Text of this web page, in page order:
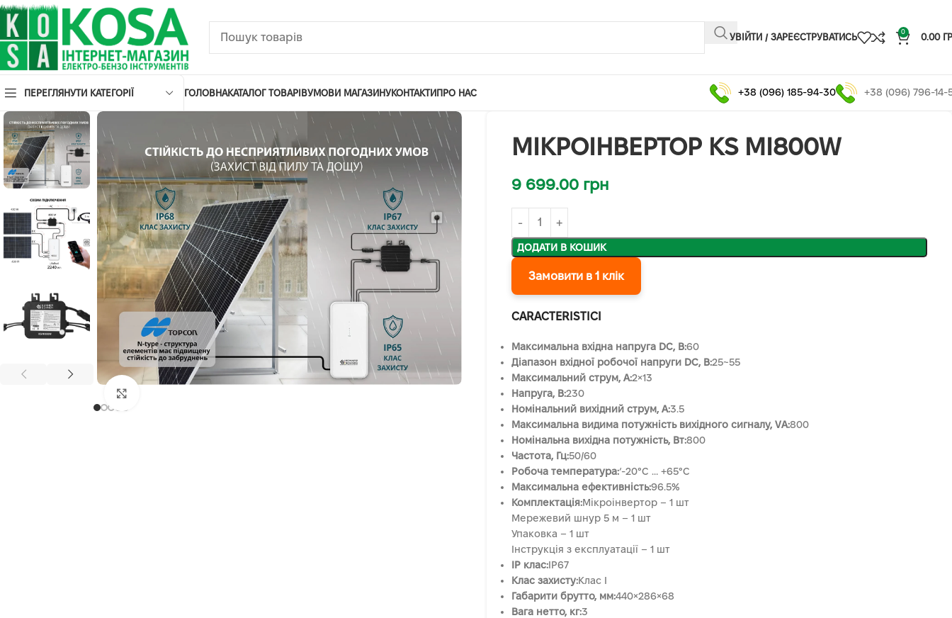
УВІЙТИ / ЗАРЕЄСТРУВАТИСЬ
0
0.00
ПЕРЕГЛЯНУТИ КАТЕГОРІЇ ГОЛОВНАКАТАЛОГ ТОВАРІВУМОВИ МАГАЗИНУКОНТАКТИПРО НАС +38 (096) 185-94-30 +38 (096) 796-14-
МІКРОІНВЕРТОР KS MI800W
9 699.00 грн
ДОДАТИ В КОШИК
Замовити в 1 клік
CARACTERISTICI
Максимальна вхідна напруга DC, В:60
Діапазон вхідної робочої напруги DC, В:25~55
Максимальний струм, А:2×13
Напруга, B:230
Номінальний вихідний струм, А:3.5
Максимальна видима потужність вихідного сигналу, VA:800
Номінальна вихідна потужність, Вт:800
Частота, Гц:50/60
Робоча температура:‘-20°С … +65°С
Максимальна ефективність:96.5%
Комплектація:Мікроінвертор – 1 шт
Мережевий шнур 5 м – 1 шт
Упаковка – 1 шт
Інструкція з експлуатації – 1 шт
IP клас:IP67
Клас захисту:Клас I
Габарити брутто, мм:440×286×68
Вага нетто, кг:3